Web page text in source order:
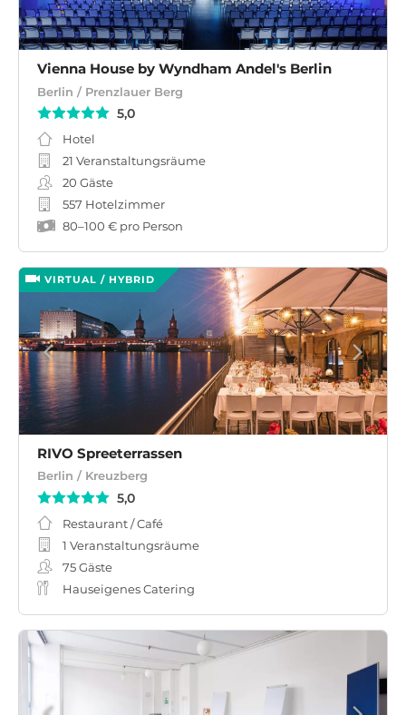
Vienna House by Wyndham Andel's Berlin
Berlin / Prenzlauer Berg
5,0
Hotel
21 Veranstaltungsräume
20 Gäste
557 Hotelzimmer
80–100 € pro Person
VIRTUAL / HYBRID
RIVO Spreeterrassen
Berlin / Kreuzberg
5,0
Restaurant / Café
1 Veranstaltungsräume
75Gäste
Hauseigenes Catering